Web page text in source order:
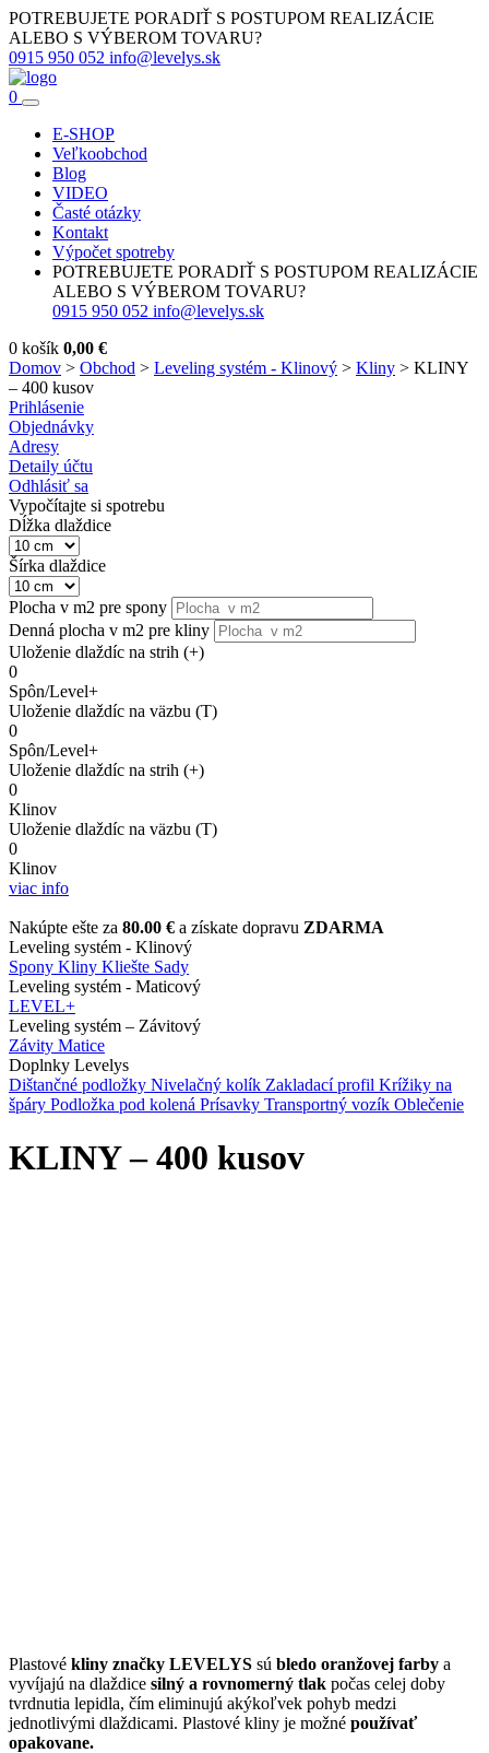
POTREBUJETE PORADIŤ S POSTUPOM REALIZÁCIE
ALEBO S VÝBEROM TOVARU?
0915 950 052 info@levelys.sk
0
E-SHOP
Veľkoobchod
Blog
VIDEO
Časté otázky
Kontakt
Výpočet spotreby
POTREBUJETE PORADIŤ S POSTUPOM REALIZÁCIE
ALEBO S VÝBEROM TOVARU?
0915 950 052 info@levelys.sk
0 košík 0,00 €
Domov > Obchod > Leveling systém - Klinový > Kliny > KLINY
– 400 kusov
Prihlásenie
Objednávky
Adresy
Detaily účtu
Odhlásiť sa
Vypočítajte si spotrebu
Dĺžka dlaždice
Šírka dlaždice
Plocha v m2 pre spony
Denná plocha v m2 pre kliny
Uloženie dlaždíc na strih (+)
0
Spôn/Level+
Uloženie dlaždíc na väzbu (T)
0
Spôn/Level+
Uloženie dlaždíc na strih (+)
0
Klinov
Uloženie dlaždíc na väzbu (T)
0
Klinov
viac info
Nakúpte ešte za 80.00 € a získate dopravu ZDARMA
Leveling systém - Klinový
Spony Kliny Kliešte Sady
Leveling systém - Maticový
LEVEL+
Leveling systém – Závitový
Závity Matice
Doplnky Levelys
Dištančné podložky Nivelačný kolík Zakladací profil Krížiky na
špáry Podložka pod kolená Prísavky Transportný vozík Oblečenie
KLINY – 400 kusov
Plastové kliny značky LEVELYS sú bledo oranžovej farby a
vyvíjajú na dlaždice silný a rovnomerný tlak počas celej doby
tvrdnutia lepidla, čím eliminujú akýkoľvek pohyb medzi
jednotlivými dlaždicami. Plastové kliny je možné používať
opakovane.